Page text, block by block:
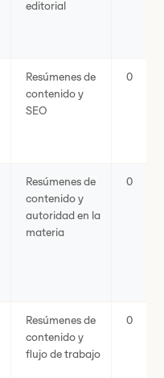
editorial
Resúmenes de
contenido y
SEO
0
Resúmenes de
contenido y
autoridad en la
materia
0
Resúmenes de
contenido y
flujo de trabajo
0